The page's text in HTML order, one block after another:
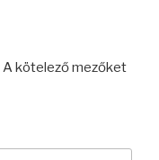
A kötelező mezőket